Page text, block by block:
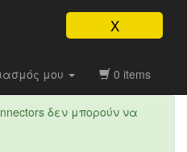
X
μου 0 items
δεν μπορούν να